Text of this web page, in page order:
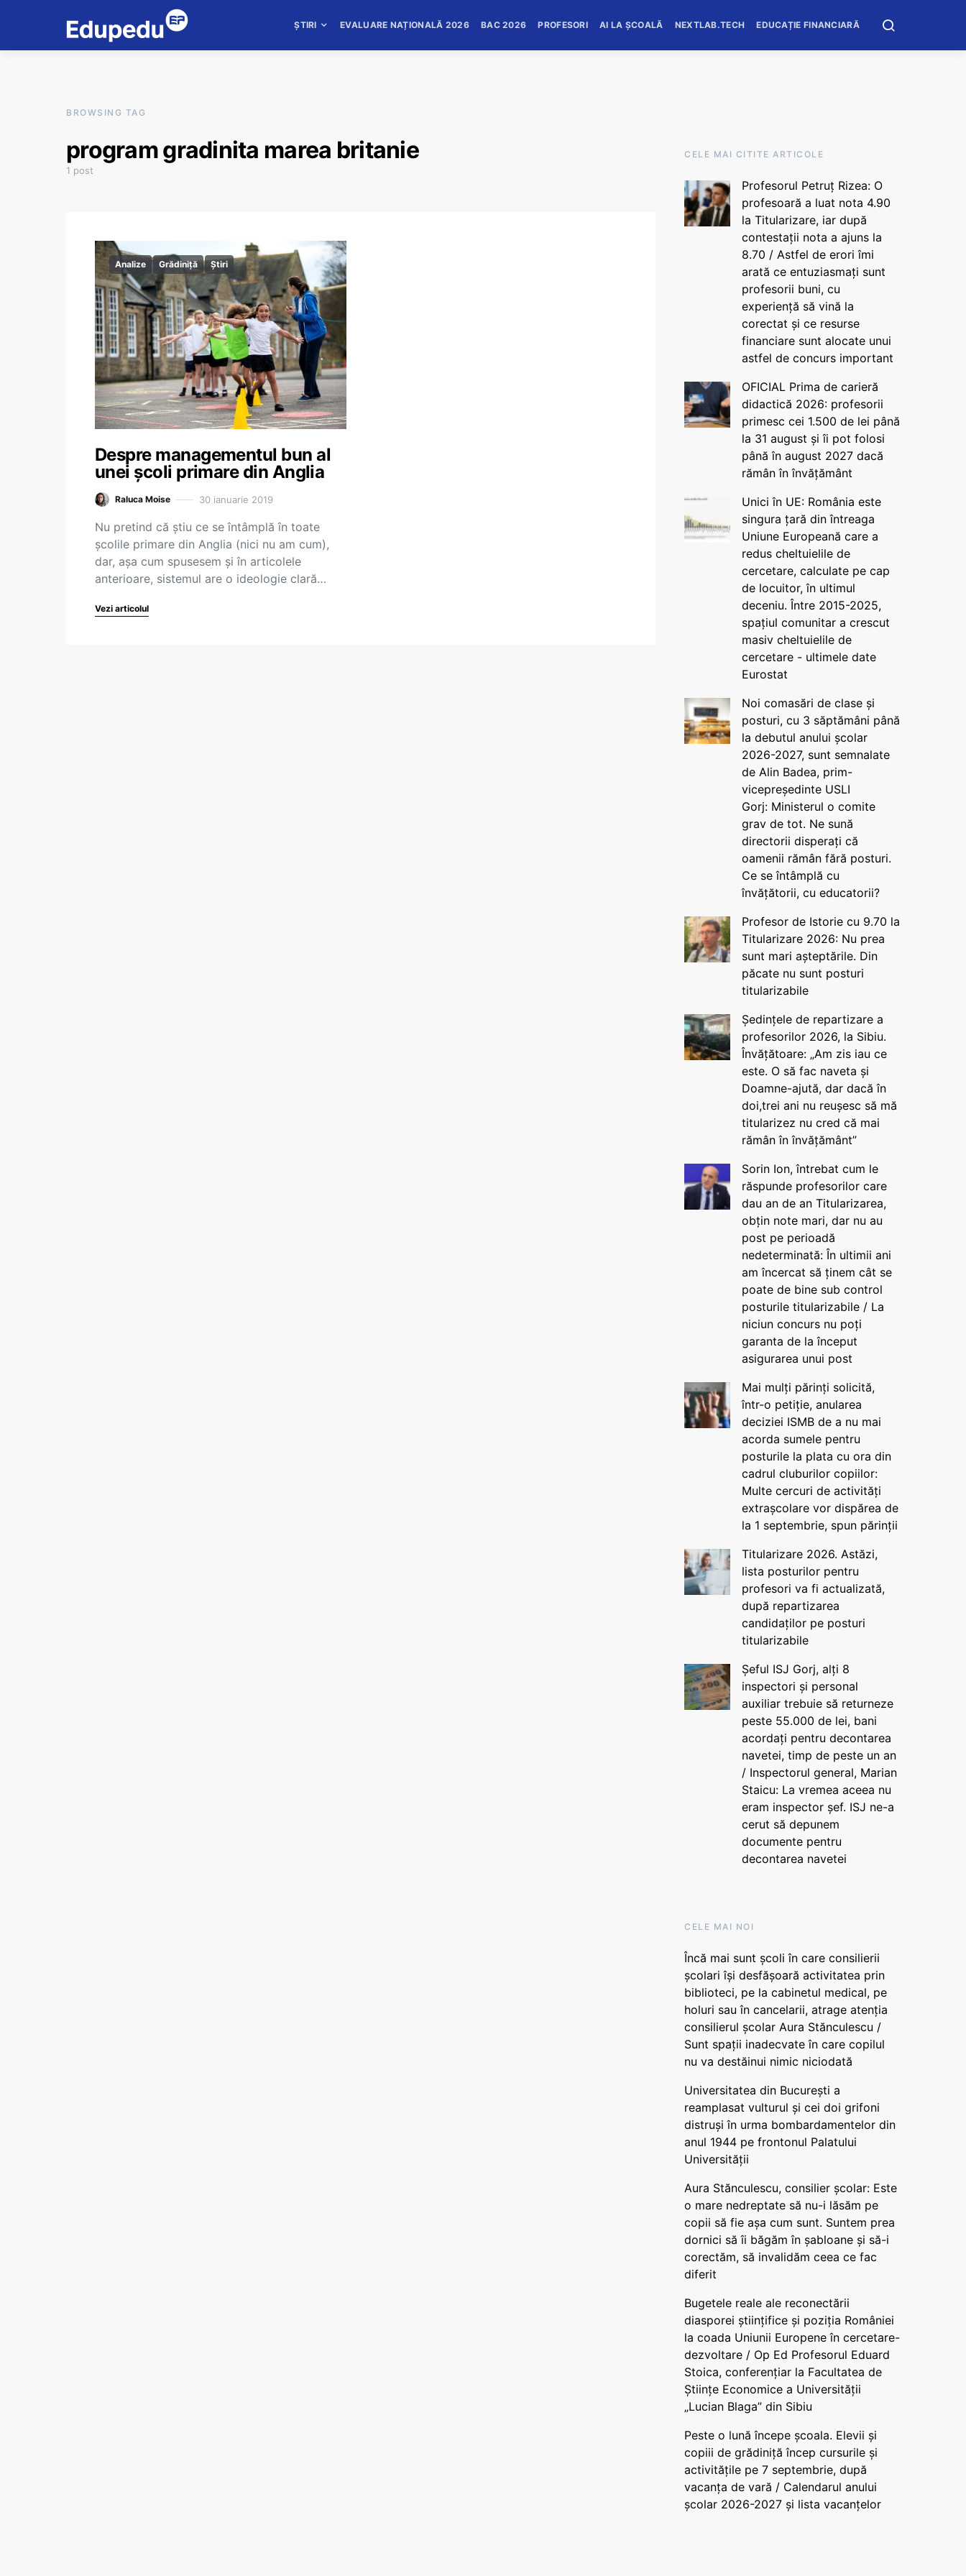
ȘTIRI EVALUARE NAȚIONALĂ 2026 BAC 2026 PROFESORI AI LA ȘCOALĂ NEXTLAB.TECH EDUCAȚIE FINANCIARĂ
BROWSING TAG
program gradinita marea britanie
1 post
Analize Grădiniță Știri
Despre managementul bun al
unei școli primare din Anglia
Raluca Moise 30 ianuarie 2019
Nu pretind că știu ce se întâmplă în toate
școlile primare din Anglia (nici nu am cum),
dar, așa cum spusesem și în articolele
anterioare, sistemul are o ideologie clară…
Vezi articolul
CELE MAI CITITE ARTICOLE
Profesorul Petruț Rizea: O
profesoară a luat nota 4.90
la Titularizare, iar după
contestații nota a ajuns la
8.70 / Astfel de erori îmi
arată ce entuziasmați sunt
profesorii buni, cu
experiență să vină la
corectat și ce resurse
financiare sunt alocate unui
astfel de concurs important
OFICIAL Prima de carieră
didactică 2026: profesorii
primesc cei 1.500 de lei până
la 31 august și îi pot folosi
până în august 2027 dacă
rămân în învățământ
Unici în UE: România este
singura țară din întreaga
Uniune Europeană care a
redus cheltuielile de
cercetare, calculate pe cap
de locuitor, în ultimul
deceniu. Între 2015-2025,
spațiul comunitar a crescut
masiv cheltuielile de
cercetare - ultimele date
Eurostat
Noi comasări de clase și
posturi, cu 3 săptămâni până
la debutul anului școlar
2026-2027, sunt semnalate
de Alin Badea, prim-
vicepreședinte USLI
Gorj: Ministerul o comite
grav de tot. Ne sună
directorii disperați că
oamenii rămân fără posturi.
Ce se întâmplă cu
învățătorii, cu educatorii?
Profesor de Istorie cu 9.70 la
Titularizare 2026: Nu prea
sunt mari așteptările. Din
păcate nu sunt posturi
titularizabile
Ședințele de repartizare a
profesorilor 2026, la Sibiu.
Învățătoare: „Am zis iau ce
este. O să fac naveta și
Doamne-ajută, dar dacă în
doi,trei ani nu reușesc să mă
titularizez nu cred că mai
rămân în învățământ”
Sorin Ion, întrebat cum le
răspunde profesorilor care
dau an de an Titularizarea,
obțin note mari, dar nu au
post pe perioadă
nedeterminată: În ultimii ani
am încercat să ținem cât se
poate de bine sub control
posturile titularizabile / La
niciun concurs nu poți
garanta de la început
asigurarea unui post
Mai mulți părinți solicită,
într-o petiție, anularea
deciziei ISMB de a nu mai
acorda sumele pentru
posturile la plata cu ora din
cadrul cluburilor copiilor:
Multe cercuri de activități
extrașcolare vor dispărea de
la 1 septembrie, spun părinții
Titularizare 2026. Astăzi,
lista posturilor pentru
profesori va fi actualizată,
după repartizarea
candidaților pe posturi
titularizabile
Șeful ISJ Gorj, alți 8
inspectori și personal
auxiliar trebuie să returneze
peste 55.000 de lei, bani
acordați pentru decontarea
navetei, timp de peste un an
/ Inspectorul general, Marian
Staicu: La vremea aceea nu
eram inspector șef. ISJ ne-a
cerut să depunem
documente pentru
decontarea navetei
CELE MAI NOI
Încă mai sunt școli în care consilierii
școlari își desfășoară activitatea prin
biblioteci, pe la cabinetul medical, pe
holuri sau în cancelarii, atrage atenția
consilierul școlar Aura Stănculescu /
Sunt spații inadecvate în care copilul
nu va destăinui nimic niciodată
Universitatea din București a
reamplasat vulturul și cei doi grifoni
distruși în urma bombardamentelor din
anul 1944 pe frontonul Palatului
Universității
Aura Stănculescu, consilier școlar: Este
o mare nedreptate să nu-i lăsăm pe
copii să fie așa cum sunt. Suntem prea
dornici să îi băgăm în șabloane și să-i
corectăm, să invalidăm ceea ce fac
diferit
Bugetele reale ale reconectării
diasporei științifice și poziția României
la coada Uniunii Europene în cercetare-
dezvoltare / Op Ed Profesorul Eduard
Stoica, conferențiar la Facultatea de
Științe Economice a Universității
„Lucian Blaga” din Sibiu
Peste o lună începe școala. Elevii și
copiii de grădiniță încep cursurile și
activitățile pe 7 septembrie, după
vacanța de vară / Calendarul anului
școlar 2026-2027 și lista vacanțelor